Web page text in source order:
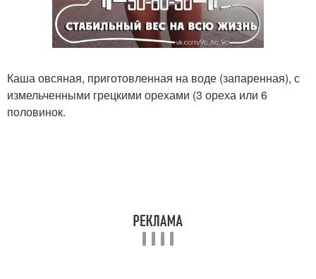
Каша овсяная, приготовленная на воде (запаренная), с
измельченными грецкими орехами (3 ореха или 6
половинок.